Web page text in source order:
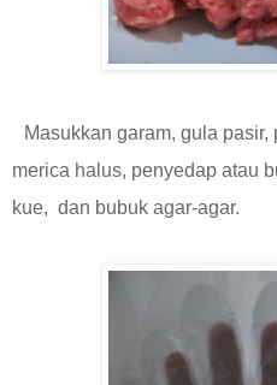
Masukkan garam, gula
merica halus, penyedap atau
kue, dan bubuk agar-agar.